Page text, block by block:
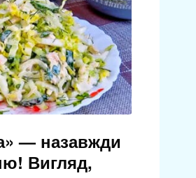
— назавжди
Вигляд,